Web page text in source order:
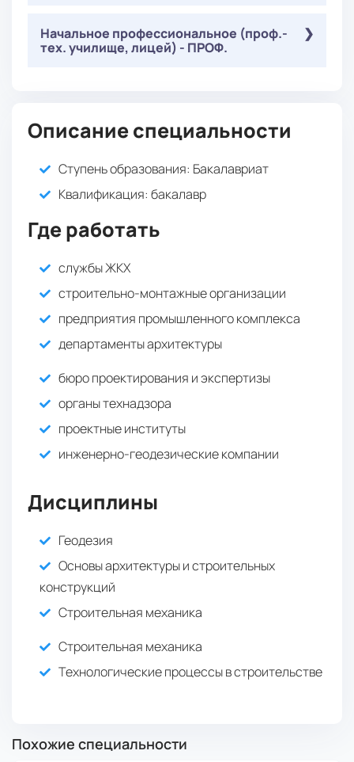
Химия: 36 баллов
или
Информатика: 40 баллов
деятельности
: 40 баллов
Физика в профессиональной деятельности
Обязательные( Онлайн-тестирование ):
Русский язык: 36 баллов
40 баллов
Начальное профессиональное (проф.-
тех. училище, лицей) - ПРОФ.
Математика в профессиональной
Физика в профессиональной деятельности
40 баллов
Описание специальности
Ступень образования: Бакалавриат
Квалификация: бакалавр
Где работать
службы ЖКХ
строительно-монтажные организации
предприятия промышленного комплекса
департаменты архитектуры
бюро проектирования и экспертизы
органы технадзора
проектные институты
инженерно-геодезические компании
Дисциплины
Геодезия
Основы архитектуры и строительных
конструкций
Строительная механика
Строительная механика
Технологические процессы в строительстве
Похожие специальности